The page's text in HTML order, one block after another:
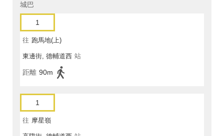
城巴
1
往 跑馬地(上)
東邊街, 德輔道西 站
距離 90m
1
往 摩星嶺